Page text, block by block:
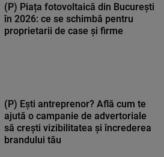
(P) Piața fotovoltaică din București
în 2026: ce se schimbă pentru
proprietarii de case și firme
(P) Ești antreprenor? Află cum te
ajută o campanie de advertoriale
să crești vizibilitatea și încrederea
brandului tău